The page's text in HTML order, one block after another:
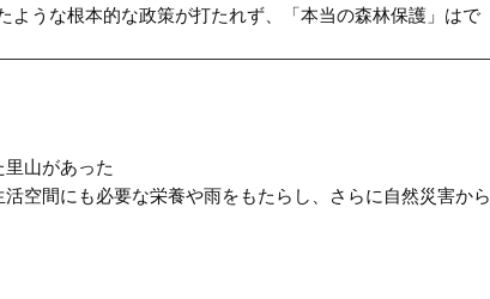
うな根本的な政策が打たれず、「本当の森林保護」はで
山があった
空間にも必要な栄養や雨をもたらし、さらに自然災害から